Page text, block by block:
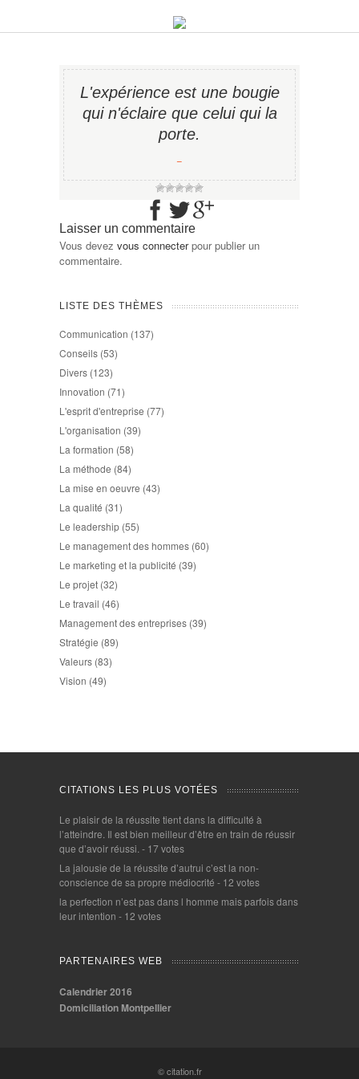
L'expérience est une bougie
qui n'éclaire que celui qui la
porte.
−
Laisser un commentaire
Vous devez vous connecterpour publier un
commentaire.
LISTE DES THÈMES
Communication (137)
Conseils (53)
Divers (123)
Innovation (71)
L'esprit d'entreprise (77)
L'organisation (39)
La formation (58)
La méthode (84)
La mise en oeuvre (43)
La qualité (31)
Le leadership (55)
Le management des hommes (60)
Le marketing et la publicité (39)
Le projet (32)
Le travail (46)
Management des entreprises (39)
Stratégie (89)
Valeurs (83)
Vision (49)
CITATIONS LES PLUS VOTÉES
Le plaisir de la réussite tient dans la difficulté à
l’atteindre. Il est bien meilleur d’être en train de réussir
que d’avoir réussi. - 17 votes
La jalousie de la réussite d’autrui c’est la non-
conscience de sa propre médiocrité - 12 votes
la perfection n’est pas dans l homme mais parfois dans
leur intention - 12 votes
PARTENAIRES WEB
Calendrier 2016
Domiciliation Montpellier
© citation.fr